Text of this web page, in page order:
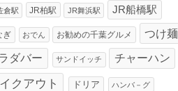
倉駅 JR柏駅 JR舞浜駅 JR船橋駅
ぎ おでん お勧めの千葉グルメ つけ麺
ダバー サンドイッチ チャーハン
クアウト ドリア ハンバ－グ